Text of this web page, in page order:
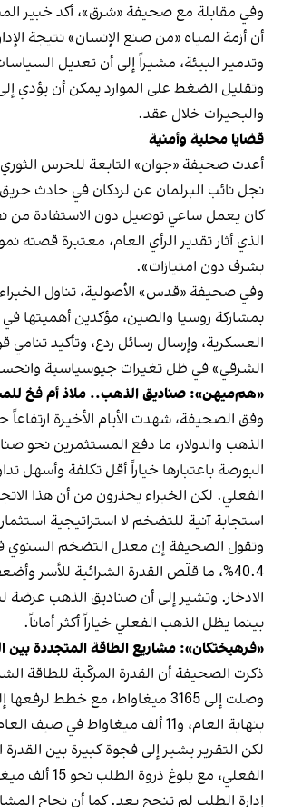
وفي مقابلة مع صحيفة «شرق»، أكد خبير
أن أزمة المياه «من صنع الإنسان» نتيجة
وتدمير البيئة، مشيراً إلى أن تعديل
وتقليل الضغط على الموارد يمكن أن يؤدي إلى
والبحيرات خلال عقد.
قضايا محلية وأمنية
أعدت صحيفة «جوان» التابعة للحرس الثوري
نجل نائب البرلمان عن لردكان في حادث
كان يعمل ساعي توصيل دون الاستفادة من
الذي أثار تقدير الرأي العام، معتبرة قصته
بشرف دون امتيازات».
وفي صحيفة «قدس» الأصولية، تناول
بمشاركة روسيا والصين، مؤكدين أهميتها في
العسكرية، وإرسال رسائل ردع، وتأكيد تنامي
الشرقي» في ظل تغيرات جيوسياسية وانحسار
«هم‌ميهن»: صناديق الذهب.. ملاذ أم فخ
وفق الصحيفة، شهدت الأيام الأخيرة ارتفاعاً
الذهب والدولار، ما دفع المستثمرين نحو
البورصة باعتبارها خياراً أقل تكلفة وأسهل
الفعلي. لكن الخبراء يحذرون من أن هذا
استجابة آنية للتضخم لا استراتيجية
وتقول الصحيفة إن معدل التضخم السنوي
40.4%، ما قلّص القدرة الشرائية للأسر
الادخار. وتشير إلى أن صناديق الذهب عرضة
بينما يظل الذهب الفعلي خياراً أكثر أماناً.
«فرهيختكان»: مشاريع الطاقة المتجددة بين
ذكرت الصحيفة أن القدرة المركّبة للطاقة
بنهاية العام، و11 ألف ميغاواط في صيف العام المقبل.
لكن التقرير يشير إلى فجوة كبيرة بين القدرة
الفعلي، مع بلوغ
إدارة الطلب لم تنجح بعد. كما أن نجاح